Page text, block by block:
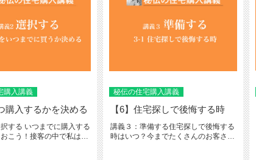
購入講義
購入するかを決める
する いつまでに購入する
こう！接客の中で私は
秘伝の住宅購入講義
【6】住宅探しで後悔する時
講義３：準備する住宅探しで後悔する
時はいつ？今までたくさんのお客さん